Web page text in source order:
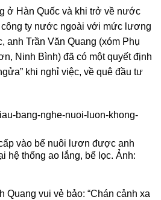
ở Hàn Quốc và khi trở về nước
công ty nước ngoài với mức lương
anh Trần Văn Quang (xóm Phụ
Ninh Bình) đã có một quyết định
khi nghỉ việc, về quê đầu tư
vào bể nuôi lươn được anh
hệ thống ao lắng, bể lọc. Ảnh:
Quang vui vẻ bảo: “Chán cảnh xa